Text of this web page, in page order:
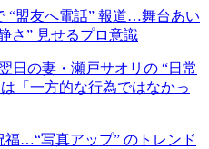
“盟友へ電話” 報道…舞台あい
さ” 見せるプロ意識
日の妻・瀬戸サオリの “日常
「一方的な行為ではなかっ
…“写真アップ” のトレンド